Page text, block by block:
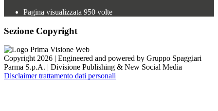
Pagina visualizzata 950 volte
Sezione Copyright
Copyright 2026 | Engineered and powered by Gruppo Spaggiari
Parma S.p.A. | Divisione Publishing & New Social Media
Disclaimer trattamento dati personali